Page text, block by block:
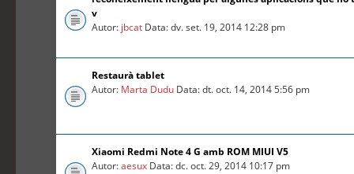
v
Autor: jbcat Data: dv. set. 19, 2014 12:28 pm
Restaurà tablet
Autor: Marta Dudu Data: dt. oct. 14, 2014 5:56 pm
Xiaomi Redmi Note 4 G amb ROM MIUI V5
Autor:aesux Data: dc. oct. 29, 2014 10:17 pm